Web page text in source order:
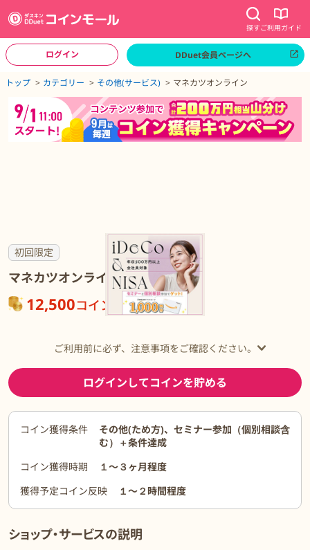
探すご利用ガイド
ログイン DDuet会員ページへ
トップ カテゴリー その他(サービス) マネカツオンライン
初回限定
マネカツオンライン
12,500コイン が貯まる
ご利用前に必ず、注意事項をご確認ください。
ログインしてコインを貯める
コイン獲得条件
その他(ため方)、セミナー参加（個別相談含
む）＋条件達成
コイン獲得時期
１〜３ヶ月程度
獲得予定コイン反映
１〜２時間程度
ショップ・サービスの説明
ジトップへ